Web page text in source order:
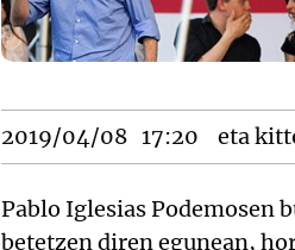
2019/04/08 17:20 eta
Pablo Iglesias Podemosen
betetzen diren egunean,